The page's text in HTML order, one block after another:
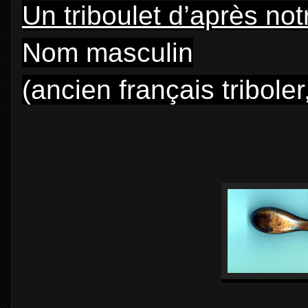
Un triboulet d’après
Nom masculin
(ancien français